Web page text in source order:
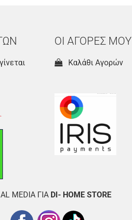
ΟΙ ΑΓΟΡΕΣ ΜΟΥ
Καλάθι Αγορών
MEDIA ΓΙΑ DI- HOME STORE